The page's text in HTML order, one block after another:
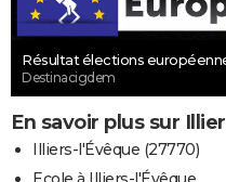
Résultat élections
Destinacigdem
En savoir plus sur
Illiers-l'Évêque (27770)